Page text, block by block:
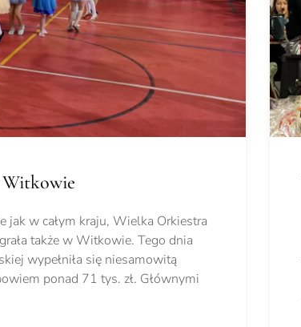
Witkowie
w całym kraju, Wielka Orkiestra
także w Witkowie. Tego dnia
wypełniła się niesamowitą
ponad 71 tys. zł. Głównymi